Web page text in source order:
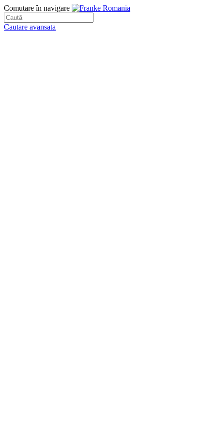
Comutare în navigare
Cautare avansata